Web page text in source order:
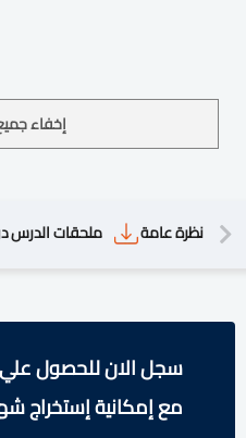
إخفاء
نظرة عامة ملحقات الدرس
سجل الان للحصول علي
مع إمكانية إستخراج